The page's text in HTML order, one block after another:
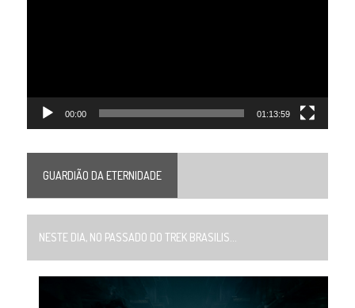
00:00 01:13:59
GUARDIÃO DA ETERNIDADE
NESTE DIA, NO PASSADO DO TREK BRASILIS...